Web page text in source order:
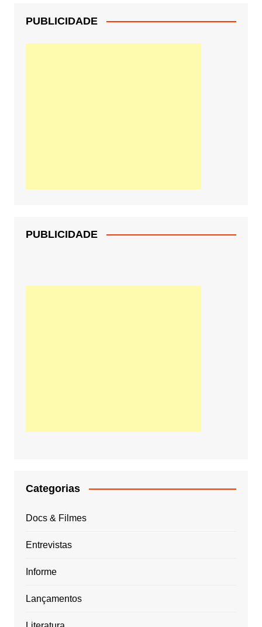
PUBLICIDADE
PUBLICIDADE
Categorias
Docs & Filmes
Entrevistas
Informe
Lançamentos